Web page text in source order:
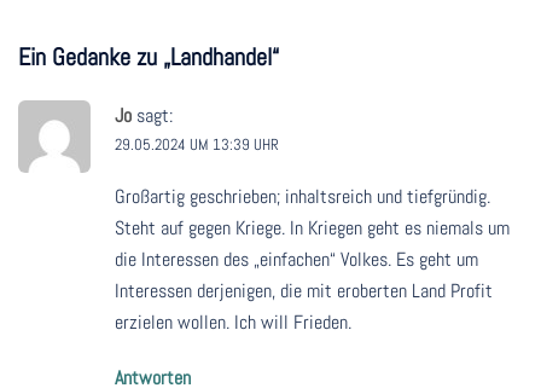
Ein Gedanke zu „Landhandel“
Jo sagt:
29.05.2024 UM 13:39 UHR
Großartig geschrieben; inhaltsreich und tiefgründig.
Steht auf gegen Kriege. In Kriegen geht es niemals um
die Interessen des „einfachen“ Volkes. Es geht um
Interessen derjenigen, die mit eroberten Land Profit
erzielen wollen. Ich will Frieden.
Antworten